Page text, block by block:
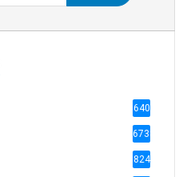
640
6738
824